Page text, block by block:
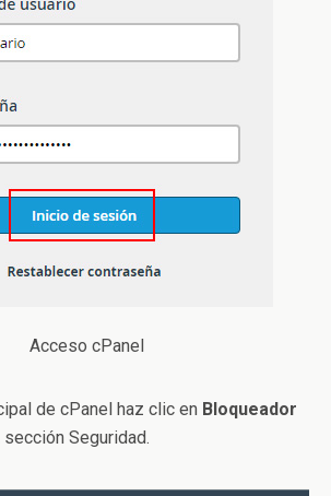
Acceso cPanel
de cPanel haz clic en Bloqueador
Seguridad.